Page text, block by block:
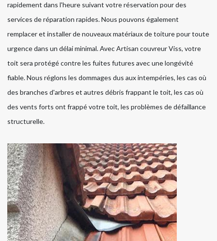
rapidement dans l'heure suivant votre réservation pour des
services de réparation rapides. Nous pouvons également
remplacer et installer de nouveaux matériaux de toiture pour toute
urgence dans un délai minimal. Avec Artisan couvreur Viss, votre
toit sera protégé contre les fuites futures avec une longévité
fiable. Nous réglons les dommages dus aux intempéries, les cas où
des branches d'arbres et autres débris frappant le toit, les cas où
des vents forts ont frappé votre toit, les problèmes de défaillance
structurelle.